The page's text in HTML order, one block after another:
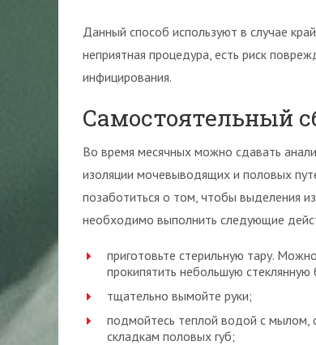
Данный способ используют в случае
неприятная процедура, есть риск
инфицирования.
Самостоятельный
Во время месячных можно сдавать
изоляции мочевыводящих и половых
позаботиться о том, чтобы выделения
необходимо выполнить следующие
приготовьте стерильную тару.
прокипятить небольшую стеклянную
тщательно вымойте руки;
подмойтесь теплой водой с мылом,
складкам половых губ;